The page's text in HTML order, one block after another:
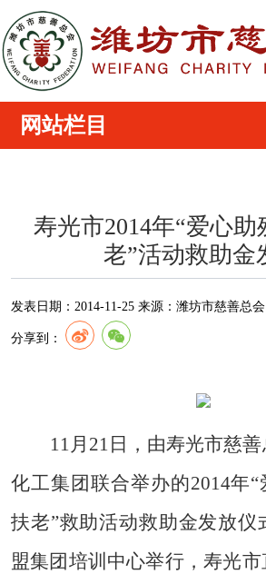
寿光市2014年“爱心助
老”活动救助金
发表日期： 2014-11-25 来源： 潍坊市慈善总会
分享到：
11月21日，由寿光市慈
化工集团联合举办的2014年“
扶老”救助活动救助金发放仪
盟集团培训中心举行，寿光